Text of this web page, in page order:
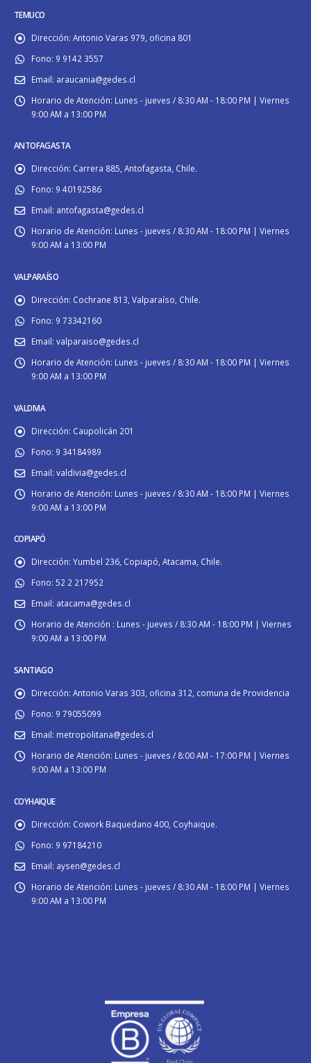
TEMUCO
Dirección: Antonio Varas 979, oficina 801
Fono: 9 9142 3557
Email: araucania@gedes.cl
Horario de Atención: Lunes - jueves / 8:30 AM - 18:00 PM | Viernes
9:00 AM a 13:00 PM
ANTOFAGASTA
Dirección: Carrera 885, Antofagasta, Chile.
Fono: 9 40192586
Email: antofagasta@gedes.cl
Horario de Atención: Lunes - jueves / 8:30 AM - 18:00 PM | Viernes
9:00 AM a 13:00 PM
VALPARAÍSO
Dirección: Cochrane 813, Valparaíso, Chile.
Fono: 9 73342160
Email: valparaiso@gedes.cl
Horario de Atención: Lunes - jueves / 8:30 AM - 18:00 PM | Viernes
9:00 AM a 13:00 PM
VALDIVIA
Dirección: Caupolicán 201
Fono: 9 34184989
Email: valdivia@gedes.cl
Horario de Atención: Lunes - jueves / 8:30 AM - 18:00 PM | Viernes
9:00 AM a 13:00 PM
COPIAPÓ
Dirección: Yumbel 236, Copiapó, Atacama, Chile.
Fono: 52 2 217952
Email: atacama@gedes.cl
Horario de Atención : Lunes - jueves / 8:30 AM - 18:00 PM | Viernes
9:00 AM a 13:00 PM
SANTIAGO
Dirección: Antonio Varas 303, oficina 312, comuna de Providencia
Fono: 9 79055099
Email: metropolitana@gedes.cl
Horario de Atención: Lunes - jueves / 8:00 AM - 17:00 PM | Viernes
9:00 AM a 13:00 PM
COYHAIQUE
Dirección: Cowork Baquedano 400, Coyhaique.
Fono: 9 97184210
Email: aysen@gedes.cl
Horario de Atención: Lunes - jueves / 8:30 AM - 18:00 PM | Viernes
9:00 AM a 13:00 PM